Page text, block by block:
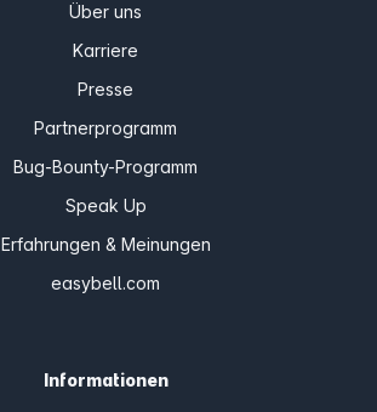
Über uns
Karriere
Presse
Partnerprogramm
Bug-Bounty-Programm
Speak Up
Erfahrungen & Meinungen
easybell.com
Informationen